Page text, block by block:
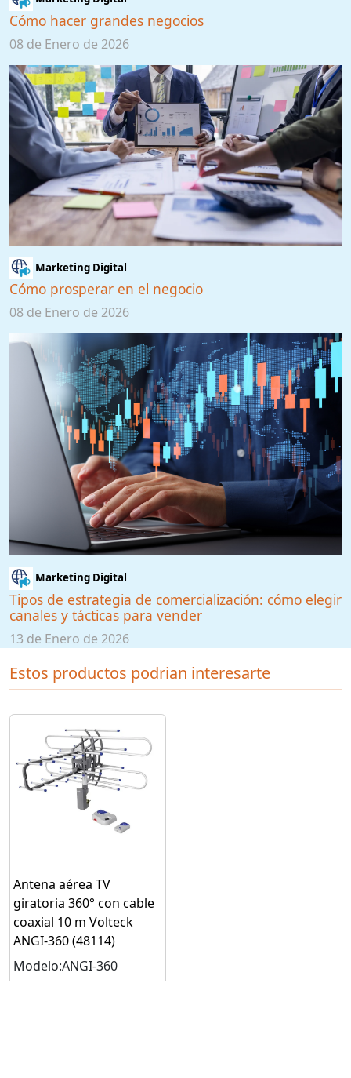
Cómo hacer grandes negocios
08 de Enero de 2026
Marketing Digital
Cómo prosperar en el negocio
08 de Enero de 2026
Marketing Digital
Tipos de estrategia de comercialización: cómo elegir
canales y tácticas para vender
13 de Enero de 2026
Estos productos podrian interesarte
Antena aérea TV
giratoria 360° con cable
coaxial 10 m Volteck
ANGI-360 (48114)
Modelo:ANGI-360